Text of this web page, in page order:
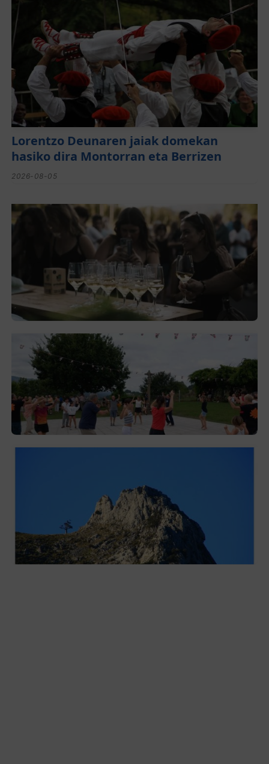
Lorentzo Deunaren jaiak domekan
hasiko dira Montorran eta Berrizen
2026-08-05
El festival de Bizkaiko Txakolina ‘Mahasti
Artean’ llega a Durangaldea en
septiembre
2026-08-03
Gerediaga inicia sus fiestas con una cena
y la romería de Ansorregi eta Larrañaga
2026-08-03
Las «Peñas del Duranguesado»,
protagonistas de la nueva exposición en
Ezkurdi
2026-08-02